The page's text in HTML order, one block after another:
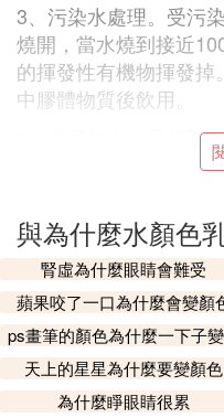
3、污染水處理。受污
燒開，當水燒到接近
的揮發性有機物揮發
中膠體物質後飲用。
4、為了放心，最好別
測合格的自來水，在
說，長期飲用純凈水會
和礦物質，特別是處於
長期飲用。
④ 為什麼水是白色
人們通常會這樣回答：
「清澈的」；海水看
與為什麼水顏色
腎虛為什麼眼睛會難受
蘋果咬了一口為什麼會變顏
ps畫筆的顏色為什麼一下子
了
天上的星星為什麼要變顏色
為什麼睜眼睛很累